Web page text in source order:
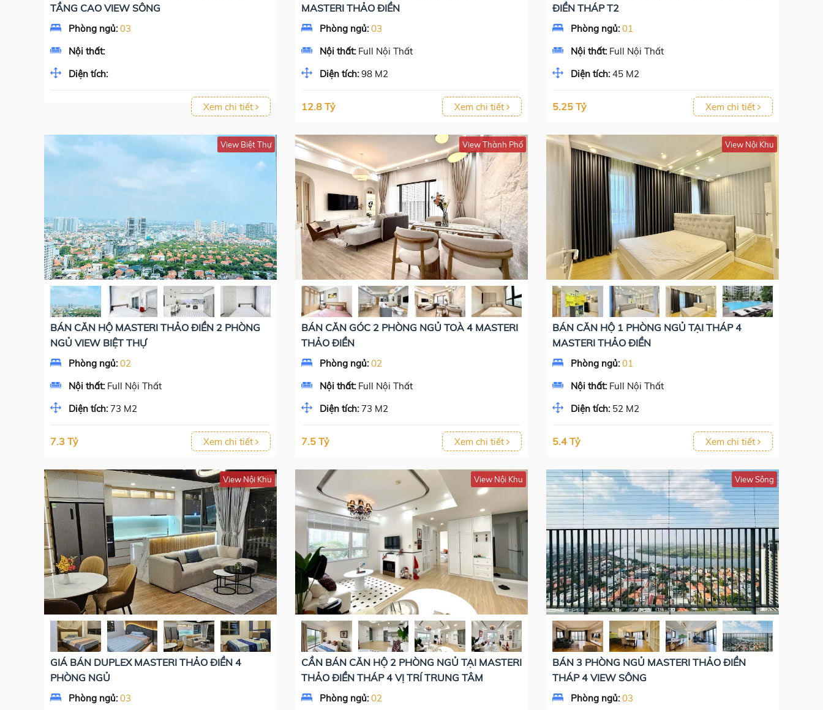
TẦNG CAO VIEW SÔNG
Phòng ngủ: 03
Nội thất:
Diện tích:
Xem chi tiết
MASTERI THẢO ĐIỀN
Phòng ngủ: 03
Nội thất:Full Nội Thất
Diện tích:98 M2
12.8 Tỷ Xem chi tiết
ĐIỀN THÁP T2
Phòng ngủ: 01
Nội thất:Full Nội Thất
Diện tích:45 M2
5.25 Tỷ Xem chi tiết
View Biệt Thự
BÁN CĂN HỘ MASTERI THẢO ĐIỀN 2 PHÒNG
NGỦ VIEW BIỆT THỰ
Phòng ngủ: 02
Nội thất:Full Nội Thất
Diện tích:73 M2
7.3 Tỷ Xem chi tiết
View Thành Phố
BÁN CĂN GÓC 2 PHÒNG NGỦ TOÀ 4 MASTERI
THẢO ĐIỀN
Phòng ngủ: 02
Nội thất:Full Nội Thất
Diện tích:73 M2
7.5 Tỷ Xem chi tiết
View Nội Khu
BÁN CĂN HỘ 1 PHÒNG NGỦ TẠI THÁP 4
MASTERI THẢO ĐIỀN
Phòng ngủ: 01
Nội thất:Full Nội Thất
Diện tích:52 M2
5.4 Tỷ Xem chi tiết
View Nội Khu
GIÁ BÁN DUPLEX MASTERI THẢO ĐIỀN 4
PHÒNG NGỦ
Phòng ngủ: 03
View Nội Khu
CẦN BÁN CĂN HỘ 2 PHÒNG NGỦ TẠI MASTERI
THẢO ĐIỀN THÁP 4 VỊ TRÍ TRUNG TÂM
Phòng ngủ: 02
View Sông
BÁN 3 PHÒNG NGỦ MASTERI THẢO ĐIỀN
THÁP 4 VIEW SÔNG
Phòng ngủ: 03